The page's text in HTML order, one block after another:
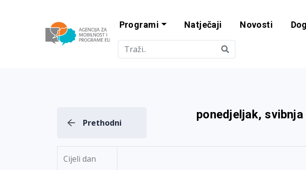
Agencija za
Programi Natječaji Novosti
Prethodni
ponedjeljak,
Cijeli dan